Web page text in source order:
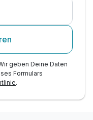
geben Deine Daten
Formulars
.